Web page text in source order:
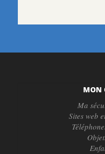
MON
Ma
Sites web